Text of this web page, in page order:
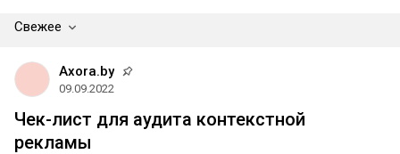
Свежее
Axora.by
09.09.2022
Чек-лист для аудита контекстной
рекламы